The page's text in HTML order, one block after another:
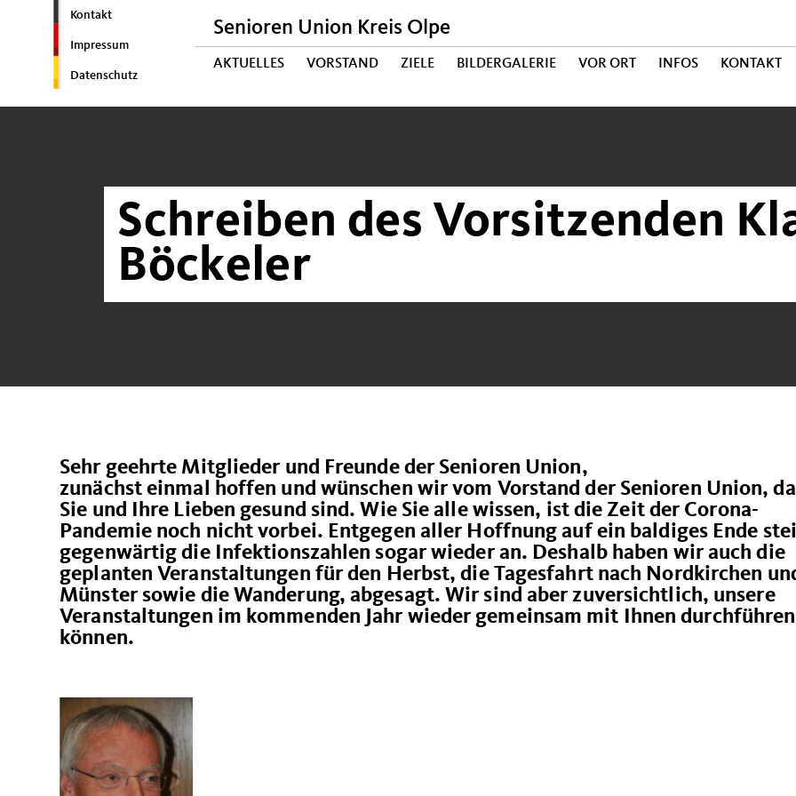
Kontakt
Impressum
Datenschutz
Senioren Union Kreis Olpe
AKTUELLES VORSTAND ZIELE BILDERGALERIE VOR ORT INFOS KONTAKT
Schreiben des Vorsitzenden
Böckeler
Sehr geehrte Mitglieder und Freunde der Senioren Union,
zunächst einmal hoffen und wünschen wir vom Vorstand der Senioren Union,
Sie und Ihre Lieben gesund sind. Wie Sie alle wissen, ist die Zeit der Corona-
Pandemie noch nicht vorbei. Entgegen aller Hoffnung auf ein baldiges Ende
gegenwärtig die Infektionszahlen sogar wieder an. Deshalb haben wir auch die
geplanten Veranstaltungen für den Herbst, die Tagesfahrt nach Nordkirchen
Münster sowie die Wanderung, abgesagt. Wir sind aber zuversichtlich, unsere
Veranstaltungen im kommenden Jahr wieder gemeinsam mit Ihnen
können.